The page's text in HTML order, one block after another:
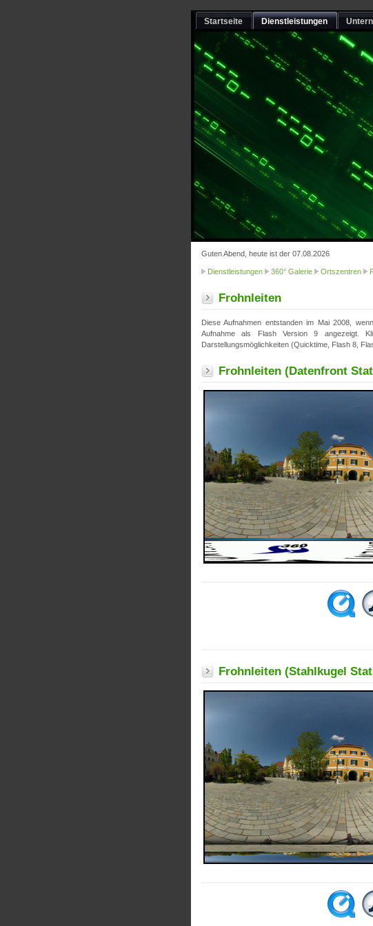
Startseite Dienstleistungen
Guten Abend, heute ist der 07.08.2026
Dienstleistungen 360° Galerie Ortszentren
Frohnleiten
Diese Aufnahmen entstanden im Mai 2008,
Aufnahme als Flash Version 9 angezeigt.
Darstellungsmöglichkeiten (Quicktime, Flash 8,
Frohnleiten (Datenfront
Frohnleiten (Stahlkugel